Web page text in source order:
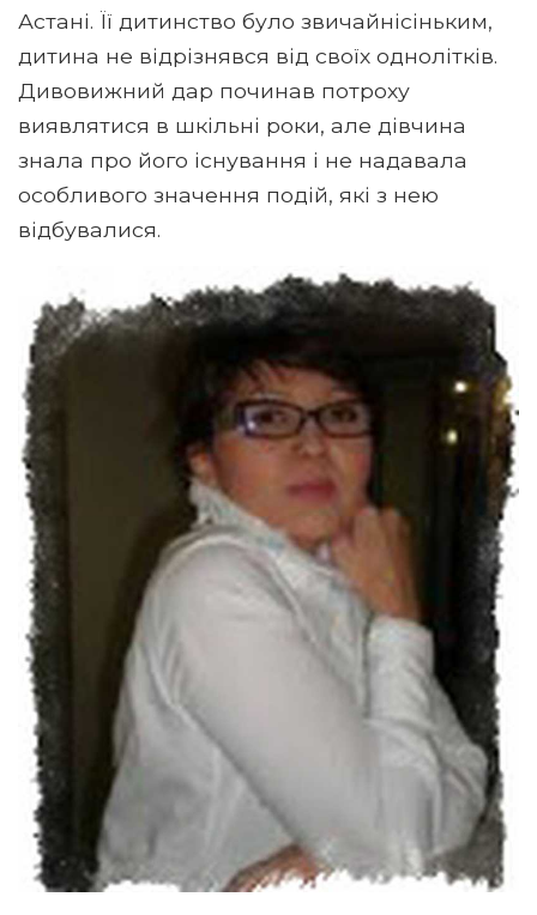
Астані. Її дитинство було звичайнісіньким,
дитина не відрізнявся від своїх однолітків.
Дивовижний дар починав потроху
виявлятися в шкільні роки, але дівчина
знала про його існування і не надавала
особливого значення подій, які з нею
відбувалися.